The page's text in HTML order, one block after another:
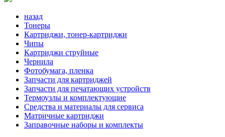
назад
Тонеры
Картриджи, тонер-картриджи
Чипы
Картриджи струйные
Чернила
Фотобумага, пленка
Запчасти для картриджей
Запчасти для печатающих устройств
Термоузлы и комплектующие
Средства и материалы для сервиса
Матричные картриджи
Заправочные наборы и комплекты